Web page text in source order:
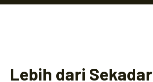
Lebih dari Sekadar